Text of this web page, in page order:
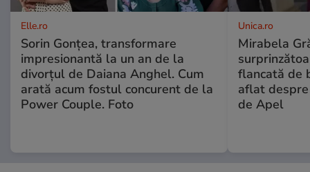
Elle.ro
Sorin Gonțea, transformare
impresionantă la un an de la
divorțul de Daiana Anghel. Cum
arată acum fostul concurent de la
Power Couple. Foto
Unica.ro
Mirabela
flancată de
aflat
de Apel